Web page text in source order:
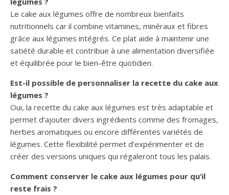
Le cake aux légumes offre de nombreux bienfaits
nutritionnels car il combine vitamines, minéraux et fibres
grâce aux légumes intégrés. Ce plat aide à maintenir une
satiété durable et contribue à une alimentation diversifiée
et équilibrée pour le bien-être quotidien.
Est-il possible de personnaliser la recette du cake aux
légumes ?
Oui, la recette du cake aux légumes est très adaptable et
permet d’ajouter divers ingrédients comme des fromages,
herbes aromatiques ou encore différentes variétés de
légumes. Cette flexibilité permet d’expérimenter et de
créer des versions uniques qui régaleront tous les palais.
Comment conserver le cake aux légumes pour qu’il
reste frais ?